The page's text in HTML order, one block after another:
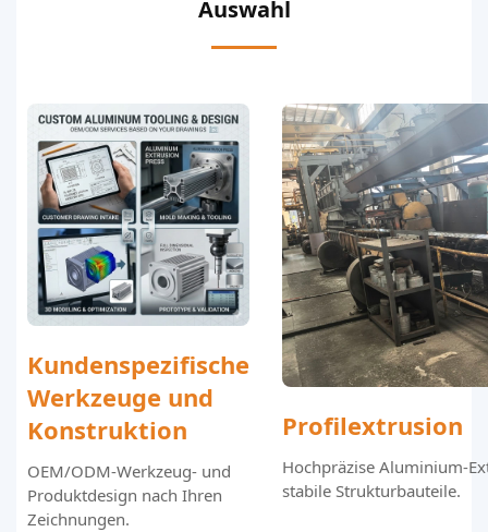
Auswahl
Kundenspezifische
Werkzeuge und
Konstruktion
OEM/ODM-Werkzeug- und
Produktdesign nach Ihren
Zeichnungen.
Profilextrusion
Hochpräzise Aluminium-
stabile Strukturbauteile.